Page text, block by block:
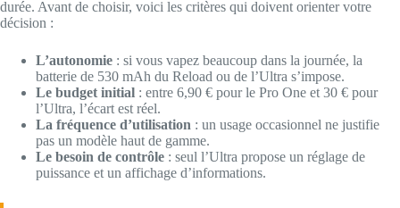
durée. Avant de choisir, voici les critères qui doivent orienter votre
décision :
L’autonomie : si vous vapez beaucoup dans la journée, la
batterie de 530 mAh du Reload ou de l’Ultra s’impose.
Le budget initial : entre 6,90 € pour le Pro One et 30 € pour
l’Ultra, l’écart est réel.
La fréquence d’utilisation : un usage occasionnel ne justifie
pas un modèle haut de gamme.
Le besoin de contrôle : seul l’Ultra propose un réglage de
puissance et un affichage d’informations.